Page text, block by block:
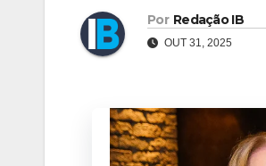
Por Redação IB
OUT 31, 2025